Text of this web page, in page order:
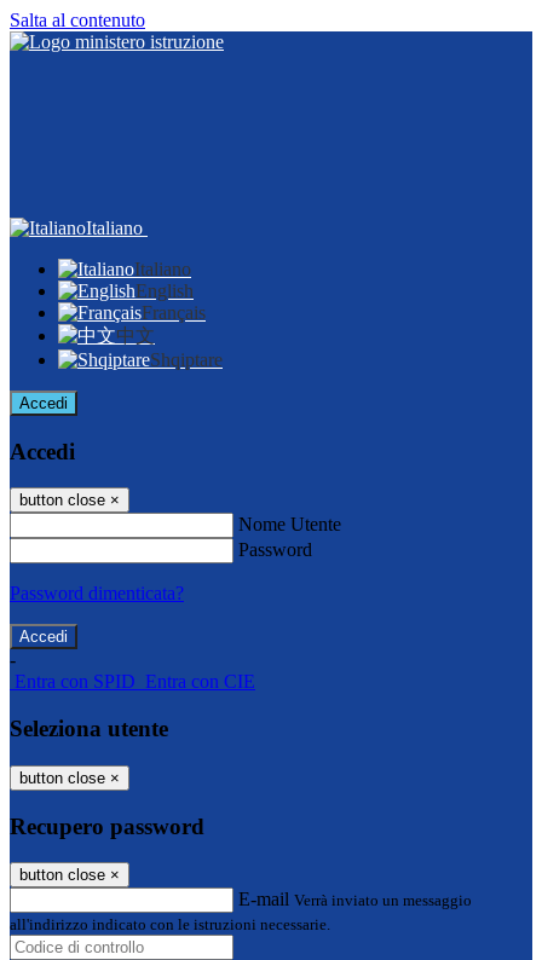
Salta al contenuto
Italiano
Italiano
English
Français
中文
Shqiptare
Accedi
Accedi
button close ×
Nome Utente
Password
Password dimenticata?
-
Entra con SPID Entra con CIE
Seleziona utente
button close ×
Recupero password
button close ×
E-mail Verrà inviato un messaggio
all'indirizzo indicato con le istruzioni necessarie.